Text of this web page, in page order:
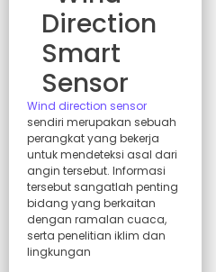
Wind direction sensor
sendiri merupakan sebuah
perangkat yang bekerja
untuk mendeteksi asal dari
angin tersebut. Informasi
tersebut sangatlah penting
bidang yang berkaitan
dengan ramalan cuaca,
serta penelitian iklim dan
lingkungan